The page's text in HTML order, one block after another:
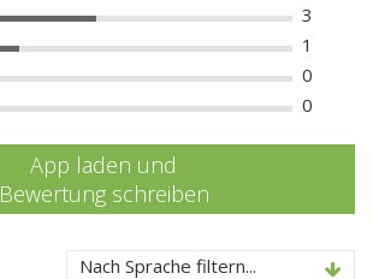
3
1
0
0
App laden und
Bewertung schreiben
Nach Sprache filtern...